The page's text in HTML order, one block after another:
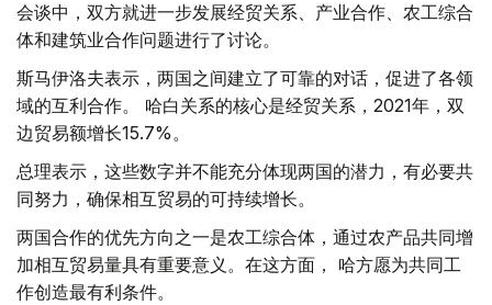
会谈中，双方就进一步发展经贸关系、产业合作、农工综合
体和建筑业合作问题进行了讨论。
斯马伊洛夫表示，两国之间建立了可靠的对话，促进了各领
域的互利合作。 哈白关系的核心是经贸关系，2021年，双
边贸易额增长15.7%。
总理表示，这些数字并不能充分体现两国的潜力，有必要共
同努力，确保相互贸易的可持续增长。
两国合作的优先方向之一是农工综合体，通过农产品共同增
加相互贸易量具有重要意义。在这方面， 哈方愿为共同工
作创造最有利条件。